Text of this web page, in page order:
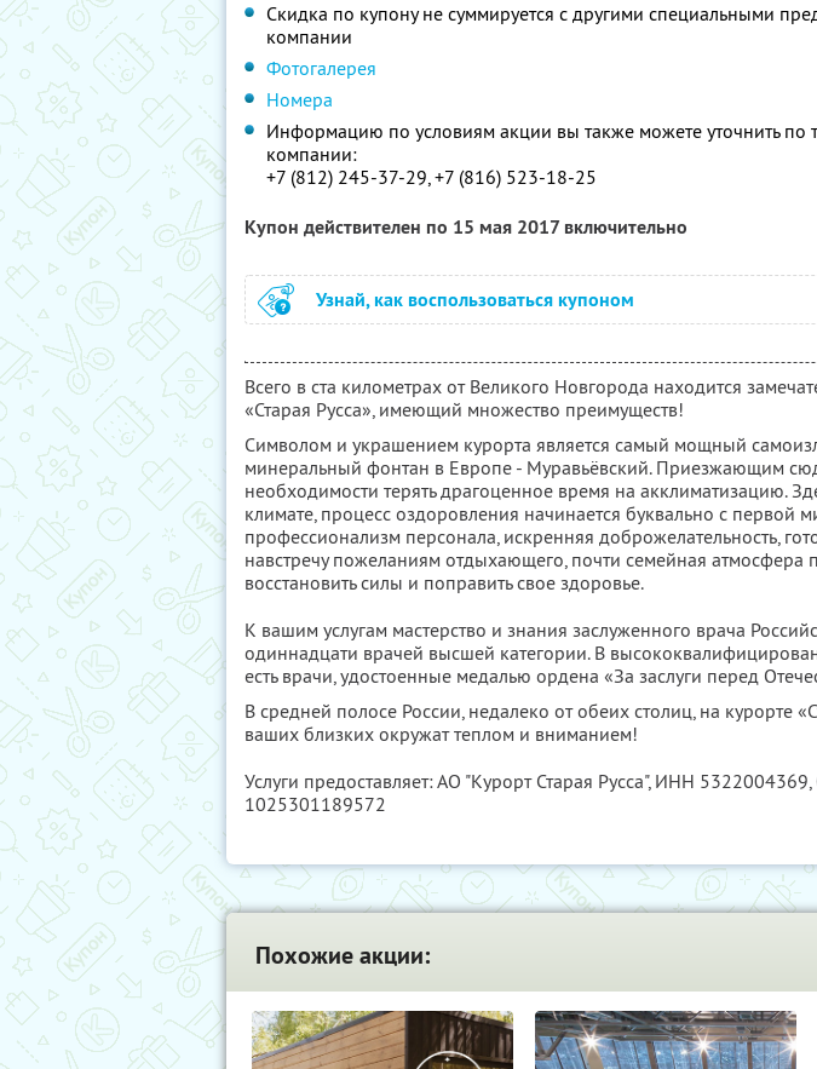
Скидка по купону не суммируется с другими специальными
компании
Фотогалерея
Номера
Информацию по условиям акции вы также можете уточнить по
компании:
+7 (812) 245-37-29, +7 (816) 523-18-25
Купон действителен по 15 мая 2017 включительно
Узнай, как воспользоваться купоном
Всего в ста километрах от Великого Новгорода находится
«Старая Русса», имеющий множество преимуществ!
Символом и украшением курорта является самый мощный
минеральный фонтан в Европе - Муравьёвский. Приезжающим
необходимости терять драгоценное время на акклиматизацию.
климате, процесс оздоровления начинается буквально с первой
профессионализм персонала, искренняя доброжелательность,
навстречу пожеланиям отдыхающего, почти семейная атмосфера
восстановить силы и поправить свое здоровье.
К вашим услугам мастерство и знания заслуженного врача
одиннадцати врачей высшей категории. В
есть врачи, удостоенные медалью ордена «За заслуги перед
В средней полосе России, недалеко от обеих столиц, на курорте
ваших близких окружат теплом и вниманием!
Услуги предоставляет: АО "Курорт Старая Русса", ИНН 5322004369
1025301189572
Похожие акции: